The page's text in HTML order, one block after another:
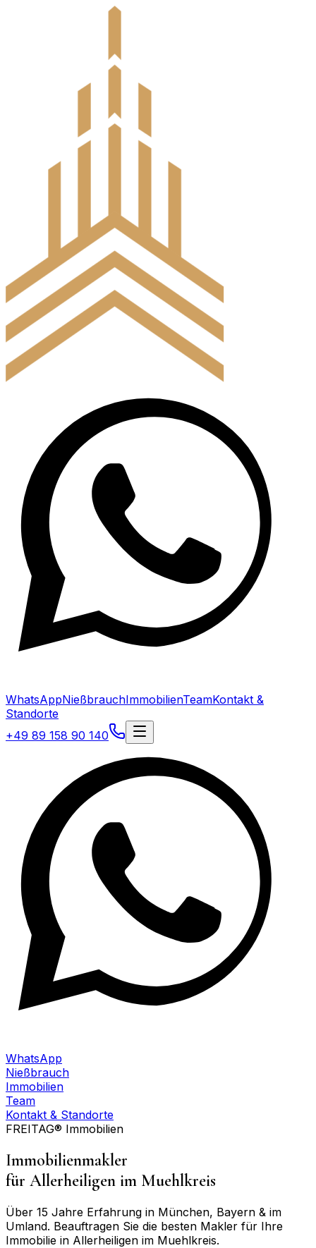
WhatsAppNießbrauchImmobilienTeamKontakt &
Standorte
+49 89 158 90 140
WhatsApp
Nießbrauch
Immobilien
Team
Kontakt & Standorte
FREITAG® Immobilien
Immobilienmakler
für Allerheiligen im Muehlkreis
Über 15 Jahre Erfahrung in München, Bayern & im
Umland. Beauftragen Sie die besten Makler für Ihre
Immobilie in Allerheiligen im Muehlkreis.